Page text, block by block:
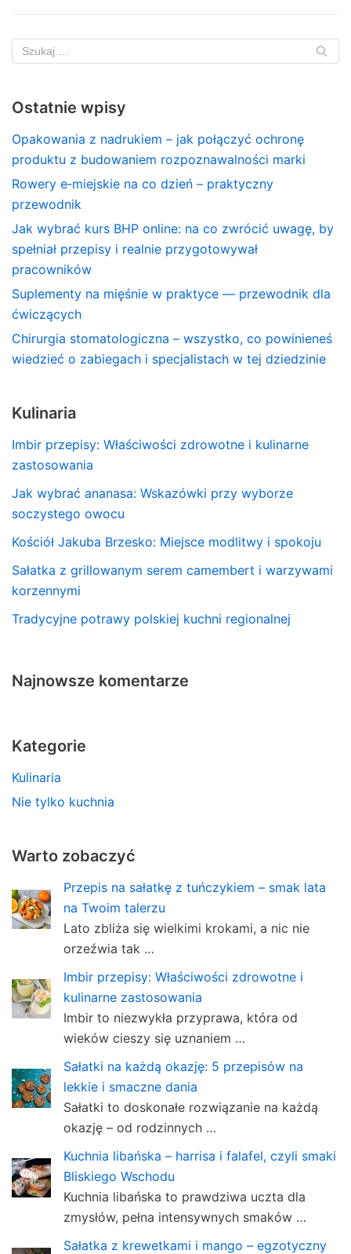
Ostatnie wpisy
Opakowania z nadrukiem – jak połączyć ochronę
produktu z budowaniem rozpoznawalności marki
Rowery e‑miejskie na co dzień – praktyczny
przewodnik
Jak wybrać kurs BHP online: na co zwrócić uwagę, by
spełniał przepisy i realnie przygotowywał
pracowników
Suplementy na mięśnie w praktyce — przewodnik dla
ćwiczących
Chirurgia stomatologiczna – wszystko, co powinieneś
wiedzieć o zabiegach i specjalistach w tej dziedzinie
Kulinaria
Imbir przepisy: Właściwości zdrowotne i kulinarne
zastosowania
Jak wybrać ananasa: Wskazówki przy wyborze
soczystego owocu
Kościół Jakuba Brzesko: Miejsce modlitwy i spokoju
Sałatka z grillowanym serem camembert i warzywami
korzennymi
Tradycyjne potrawy polskiej kuchni regionalnej
Najnowsze komentarze
Kategorie
Kulinaria
Nie tylko kuchnia
Warto zobaczyć
Przepis na sałatkę z tuńczykiem – smak lata
na Twoim talerzu
Lato zbliża się wielkimi krokami, a nic nie
orzeźwia tak …
Imbir przepisy: Właściwości zdrowotne i
kulinarne zastosowania
Imbir to niezwykła przyprawa, która od
wieków cieszy się uznaniem …
Sałatki na każdą okazję: 5 przepisów na
lekkie i smaczne dania
Sałatki to doskonałe rozwiązanie na każdą
okazję – od rodzinnych …
Kuchnia libańska – harrisa i falafel, czyli smaki
Bliskiego Wschodu
Kuchnia libańska to prawdziwa uczta dla
zmysłów, pełna intensywnych smaków …
Sałatka z krewetkami i mango – egzotyczny